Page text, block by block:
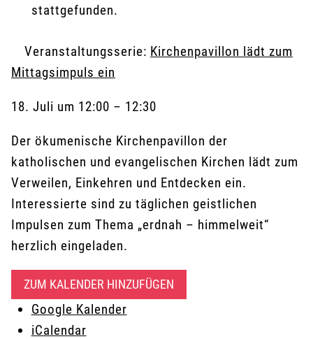
stattgefunden.
Veranstaltungsserie: Kirchenpavillon lädt zum
Mittagsimpuls ein
18. Juli um 12:00 – 12:30
Der ökumenische Kirchenpavillon der
katholischen und evangelischen Kirchen lädt zum
Verweilen, Einkehren und Entdecken ein.
Interessierte sind zu täglichen geistlichen
Impulsen zum Thema „erdnah – himmelweit“
herzlich eingeladen.
ZUM KALENDER HINZUFÜGEN
Google Kalender
iCalendar